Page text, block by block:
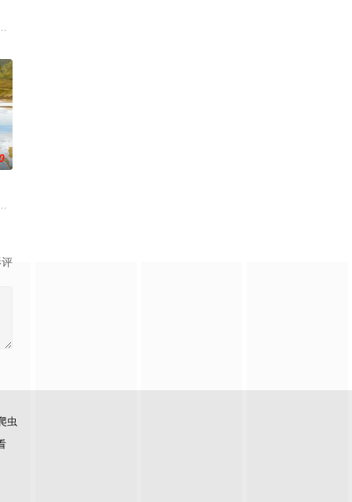
宜诺斯艾利斯后，她什么
力，克服种种困难，组建乐队追求自己的音乐梦想，并走出了困住他的亲情
师的故事改编，通过创建爱
面对现实，能改变他的命运的是谁？什么才是生命价值的真谛？
兴、林雪宜在网上相约轻生，他们来到一座偏僻的小镇，在小镇里他们经历
评
虫